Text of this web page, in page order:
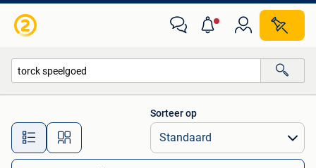
Alle afstanden…
Sorteer op